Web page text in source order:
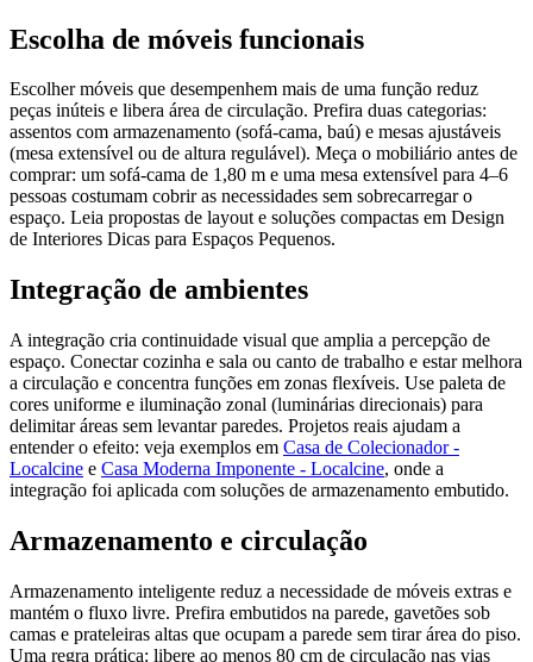
Escolha de móveis funcionais
Escolher móveis que desempenhem mais de uma função reduz
peças inúteis e libera área de circulação. Prefira duas categorias:
assentos com armazenamento (sofá-cama, baú) e mesas ajustáveis
(mesa extensível ou de altura regulável). Meça o mobiliário antes de
comprar: um sofá-cama de 1,80 m e uma mesa extensível para 4–6
pessoas costumam cobrir as necessidades sem sobrecarregar o
espaço. Leia propostas de layout e soluções compactas em Design
de Interiores Dicas para Espaços Pequenos.
Integração de ambientes
A integração cria continuidade visual que amplia a percepção de
espaço. Conectar cozinha e sala ou canto de trabalho e estar melhora
a circulação e concentra funções em zonas flexíveis. Use paleta de
cores uniforme e iluminação zonal (luminárias direcionais) para
delimitar áreas sem levantar paredes. Projetos reais ajudam a
entender o efeito: veja exemplos em Casa de Colecionador -
Localcine e Casa Moderna Imponente - Localcine, onde a
integração foi aplicada com soluções de armazenamento embutido.
Armazenamento e circulação
Armazenamento inteligente reduz a necessidade de móveis extras e
mantém o fluxo livre. Prefira embutidos na parede, gavetões sob
camas e prateleiras altas que ocupam a parede sem tirar área do piso.
Uma regra prática: libere ao menos 80 cm de circulação nas vias